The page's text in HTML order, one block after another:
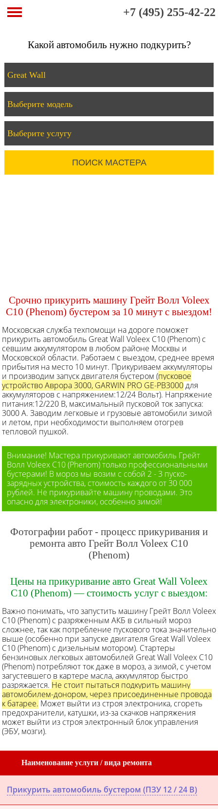
+7 (495) 255-42-22
Какой автомобиль нужно подкурить?
ПОИСК МАСТЕРА
Срочно прикурить машину Грейт Волл Voleex
C10 (Phenom) бустером за 10 минут с выездом!
Московская служба техпомощи на дороге поможет
прикурить автомобиль Great Wall Voleex C10 (Phenom) с
севшим аккумулятором в любом районе Москвы и
Московской области. Работаем с выездом, среднее время
прибытия на место 10 минут. Прикуриваем аккумуляторы
и производим запуск двигателя бустером (пусковое
устройство Аврора 3000, GARWIN PRO GE-PB3000для
аккумуляторов с напряжением:12/24 Вольт). Напряжение
питания:12/220 В, максимальный пусковой ток запуска:
3000 А. Заводим легковые и грузовые автомобили зимой
и летом, при необходимости выполняем отогрев
тепловой пушкой.
Внимание! Мастера прикуривают автомобиль Грейт
Волл Voleex C10 (Phenom) только профессиональными
бустерами! В мороз мы возим с собой 2 - 3 пуско-
зарядных устройства, стоимость каждого от 30 000
рублей. Не прикуривайте машину проводами. Это
опасно для электроники, особенно зимой!
Фотографии работ - процесс прикуривания и
ремонта авто Грейт Волл Voleex C10
(Phenom)
Цены на прикуривание авто Great Wall Voleex
C10 (Phenom) — стоимость услуг с выездом:
Важно понимать, что запустить машину Грейт Волл Voleex
C10 (Phenom) с разряженным АКБ в сильный мороз
сложнее, так как потребление пускового тока значительно
выше (особенно при запуске двигателя Great Wall Voleex
C10 (Phenom) c дизельным мотором). Стартеры
бензиновых легковых автомобилей Great Wall Voleex C10
(Phenom) потребляют ток даже в мороз, а зимой, с учетом
загустевшего в картере масла, аккумулятор быстро
разряжается. Не стоит пытаться подкурить машину
автомобилем-донором, через присоединенные провода
к батарее. Может выйти из строя электроника, сгореть
предохранители, катушки, из-за скачков напряжения
может выйти из строя электронный блок управления
(ЭБУ, мозги).
Наименование услуги / вида ремонта
Прикурить автомобиль бустером (ПЗУ 12 / 24 В)